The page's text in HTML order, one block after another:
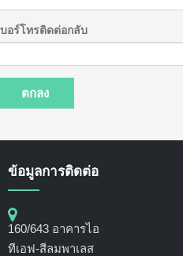
บอร์โทรติดต่อกลับ
ข้อมูลการติดต่อ
160/643 อาคารไอ
ทีเอฟ-สีลมพาเลส